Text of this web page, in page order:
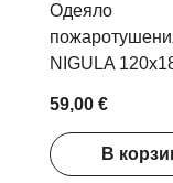
Одеяло
NIGULA
59,00 €
В